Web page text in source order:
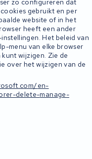
zo configureren dat
gebruikt en per
website of in het
heeft een ander
Het beleid van
menu van elke browser
wijzigen. Zie de
over het wijzigen van de
en-
delete-manage-